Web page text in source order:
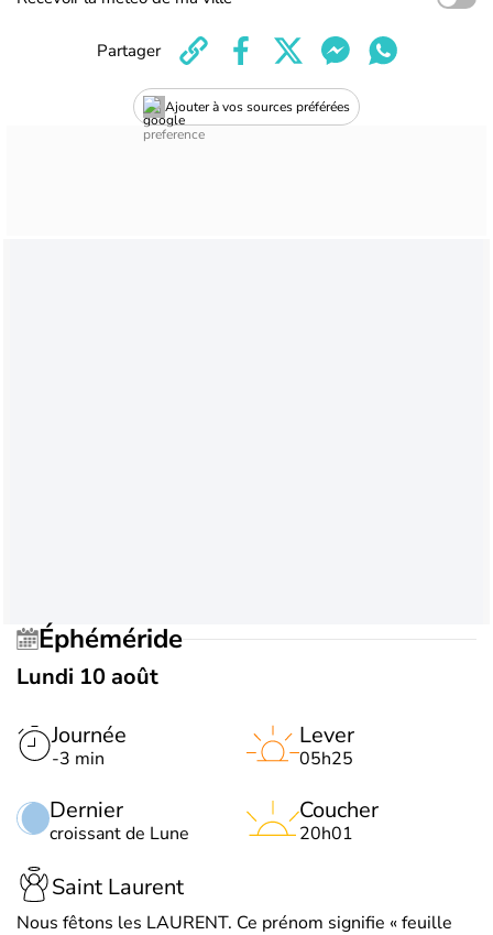
Ajouter à vos sources préférées
Partager
Éphéméride
Lundi 10 août
Journée
-3 min
Dernier
croissant de Lune
Lever
05h25
Coucher
20h01
Saint Laurent
Nous fêtons les LAURENT. Ce prénom signifie « feuille